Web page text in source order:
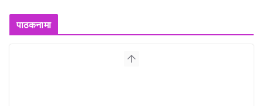
पाठकनामा